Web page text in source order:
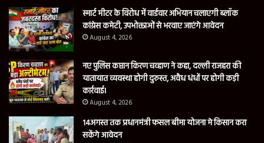
स्मार्ट मीटर के विरोध में वार्डवार अभियान चलाएगी ब्लॉक
कांग्रेस कमेटी, उपभोक्ताओं से भरवाए जाएंगे आवेदन
August 4, 2026
नए पुलिस कप्तान किरण चव्हाण ने कहा, दल्ली राजहरा की
यातायात व्यवस्था होगी दुरुस्त, अवैध धंधों पर होगी कड़ी
कार्रवाई।
August 4, 2026
14अगस्त तक प्रधानमंत्री फसल बीमा योजना मे किसान करा
सकेंगे आवेदन